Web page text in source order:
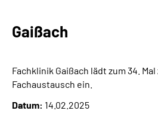
Rehaverbund
Gaißach
Fachklinik Gaißach lädt zum 34.
Fachaustausch ein.
Datum: 14.02.2025